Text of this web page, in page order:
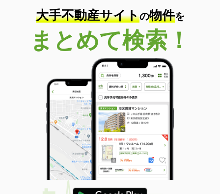
大手不動産サイトの物件を
まとめて検索！